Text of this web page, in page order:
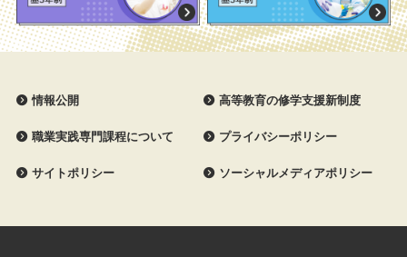
情報公開 高等教育の修学支援新制度
職業実践専門課程について プライバシーポリシー
サイトポリシー ソーシャルメディアポリシー